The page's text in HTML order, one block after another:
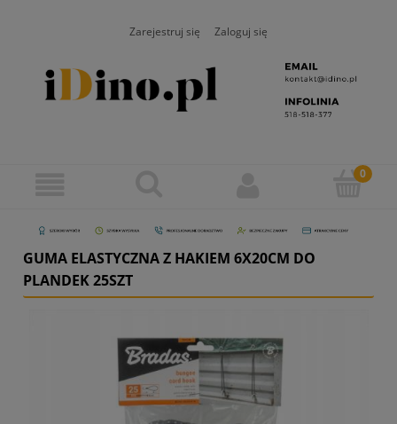
Zarejestruj się Zaloguj się
GUMA ELASTYCZNA Z HAKIEM 6X20CM DO
PLANDEK 25SZT